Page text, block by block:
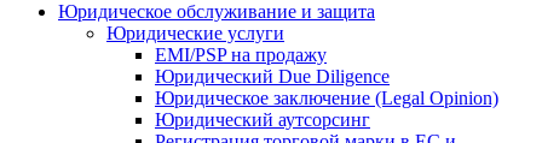
Юридическое обслуживание и защита
Юридические услуги
EMI/PSP на продажу
Юридический Due Diligence
Юридическое заключение (Legal Opinion)
Юридический аутсорсинг